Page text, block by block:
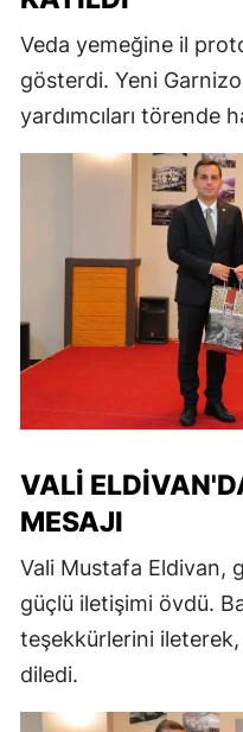
Veda yemeğine il
gösterdi. Yeni
yardımcıları törende
VALI
MESAJI
Vali Mustafa Eldivan,
güçlü iletişimi övdü.
teşekkürlerini
diledi.